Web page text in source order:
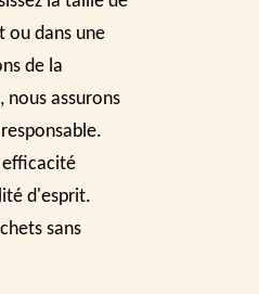
ou dans une
de la
nous assurons
efficacité
d'esprit.
sans